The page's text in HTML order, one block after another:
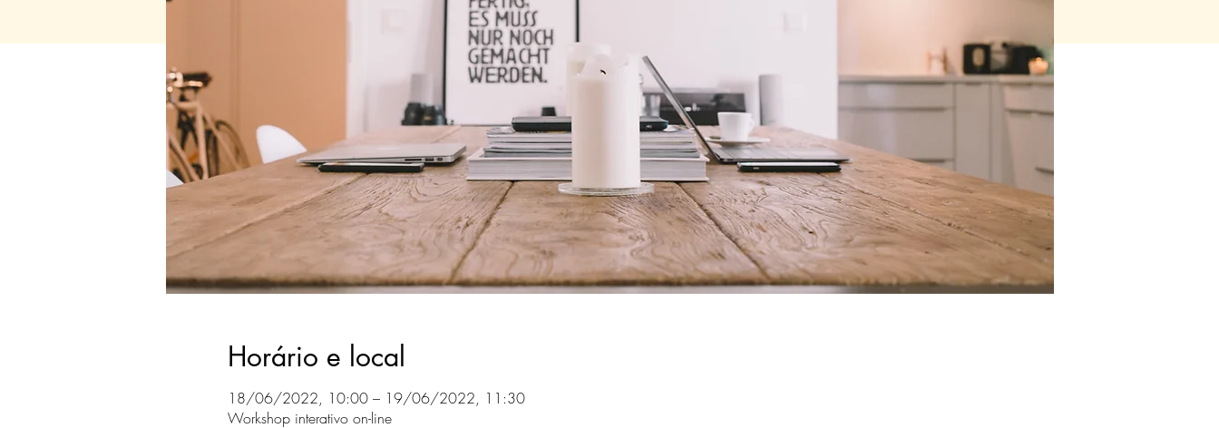
Horário e local
18/06/2022, 10:00 – 19/06/2022, 11:30
Workshop interativo on-line